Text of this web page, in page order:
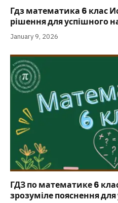
Гдз математика 6 клас
рішення для успішного
January 9, 2026
ГДЗ по математике 6
зрозуміле пояснення для